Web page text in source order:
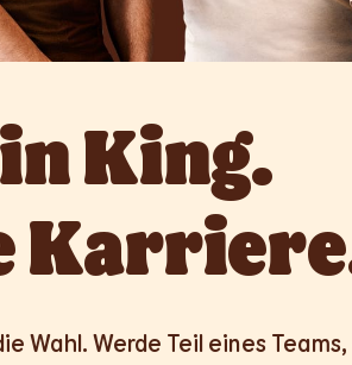
King.
Wahl. Werde Teil eines